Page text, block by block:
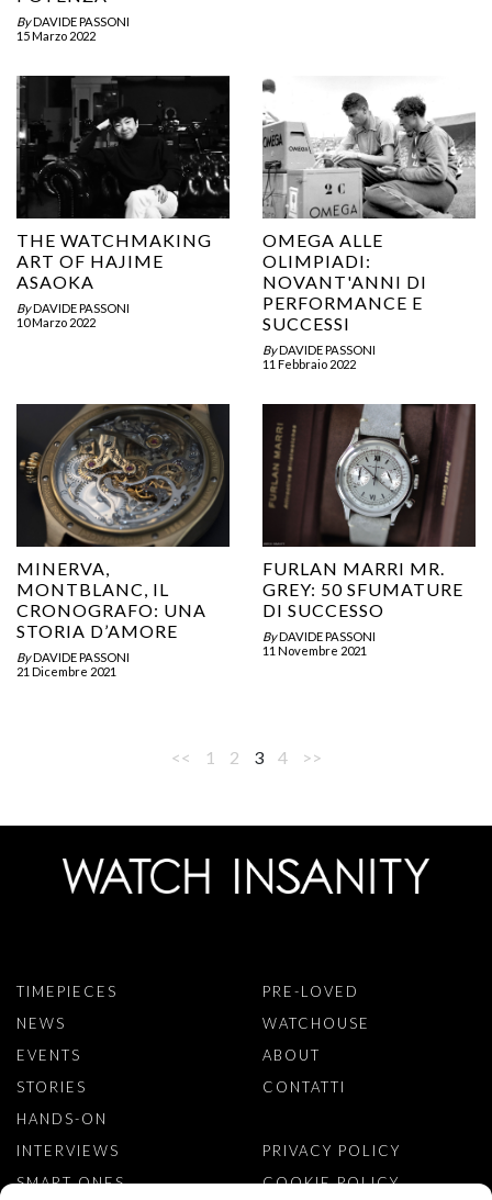
ByDAVIDE PASSONI
15 Marzo 2022
THE WATCHMAKING
ART OF HAJIME
ASAOKA
ByDAVIDE PASSONI
10 Marzo 2022
OMEGA ALLE
OLIMPIADI:
NOVANT'ANNI DI
PERFORMANCE E
SUCCESSI
ByDAVIDE PASSONI
11 Febbraio 2022
MINERVA,
MONTBLANC, IL
CRONOGRAFO: UNA
STORIA D’AMORE
ByDAVIDE PASSONI
21 Dicembre 2021
FURLAN MARRI MR.
GREY: 50 SFUMATURE
DI SUCCESSO
ByDAVIDE PASSONI
11 Novembre 2021
<< 1 2 3 4 >>
TIMEPIECES
NEWS
EVENTS
STORIES
HANDS-ON
INTERVIEWS
SMART ONES
PRE-LOVED
WATCHOUSE
ABOUT
CONTATTI
PRIVACY POLICY
COOKIE POLICY